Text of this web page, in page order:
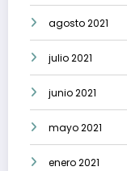
agosto 2021
julio 2021
junio 2021
mayo 2021
enero 2021